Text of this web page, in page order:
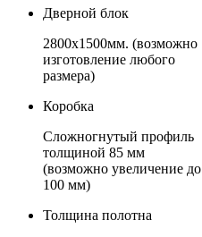
Дверной блок
2800x1500мм. (возможно
изготовление любого
размера)
Коробка
Сложногнутый профиль
толщиной 85 мм
(возможно увеличение до
100 мм)
Толщина полотна